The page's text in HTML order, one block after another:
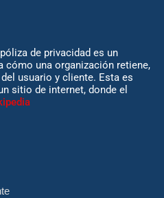
de privacidad es un
cómo una organización retiene,
usuario y cliente. Esta es
sitio de internet, donde el